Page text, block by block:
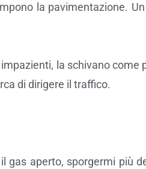
la pavimentazione.
la schivano come
di dirigere il traffico.
aperto, sporgermi più